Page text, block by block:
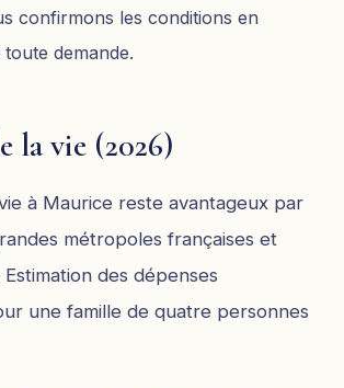
confirmons les conditions en
demande.
la vie (2026)
à Maurice reste avantageux par
métropoles françaises et
des dépenses
une famille de quatre personnes